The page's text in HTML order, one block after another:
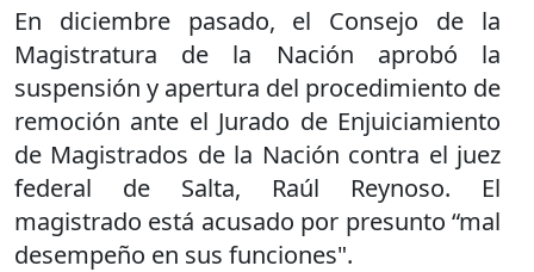
En diciembre pasado, el Consejo de la
Magistratura de la Nación aprobó la
suspensión y apertura del procedimiento de
remoción ante el Jurado de Enjuiciamiento
de Magistrados de la Nación contra el juez
federal de Salta, Raúl Reynoso. El
magistrado está acusado por presunto “mal
desempeño en sus funciones".